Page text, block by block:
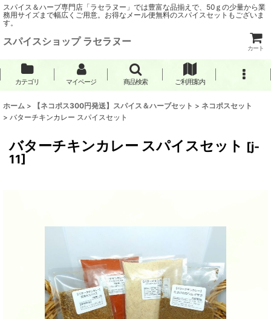
スパイス＆ハーブ専門店「ラセラヌー」では豊富な品揃えで、50ｇの少量から業
務用サイズまで幅広くご用意。お得なメール便無料のスパイスセットもございま
す。
スパイスショップ ラセラヌー
カート
カテゴリ マイページ 商品検索 ご利用案内
ホーム > 【ネコポス300円発送】スパイス＆ハーブセット > ネコポスセット
> バターチキンカレー スパイスセット
バターチキンカレー スパイスセット [j-
11]